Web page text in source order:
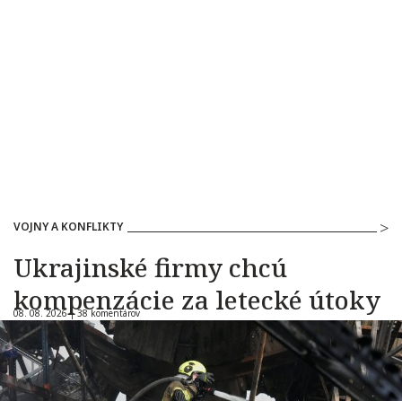
VOJNY A KONFLIKTY
Ukrajinské firmy chcú
kompenzácie za letecké útoky
08. 08. 2026 |38 komentárov